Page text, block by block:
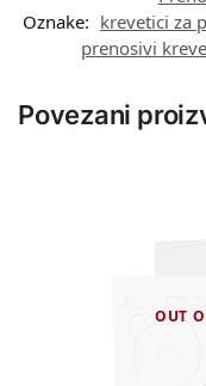
Oznake: krevetici za
prenosivi
Povezani
OUT